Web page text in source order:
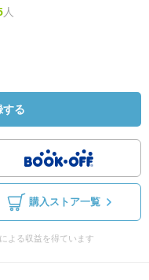
人
する
購入ストア一覧
よる収益を得ています